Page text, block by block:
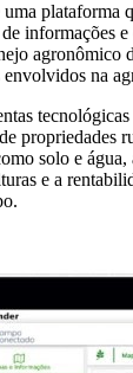
uma plataforma
informações
agronômico
na
propriedades
solo e água,
e a